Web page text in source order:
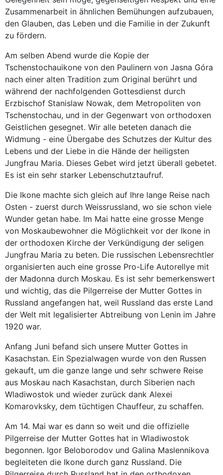
Zusammenarbeit in ähnlichen Bemühungen aufzubauen,
den Glauben, das Leben und die Familie in der Zukunft
zu fördern.
Am selben Abend wurde die Kopie der
Tschenstochauikone von den Paulinern von Jasna Góra
nach einer alten Tradition zum Original berührt und
während der nachfolgenden Gottesdienst durch
Erzbischof Stanislaw Nowak, dem Metropoliten von
Tschenstochau, und in der Gegenwart von orthodoxen
Geistlichen gesegnet. Wir alle beteten danach die
Widmung - eine Übergabe des Schutzes der Kultur des
Lebens und der Liebe in die Hände der heiligsten
Jungfrau Maria. Dieses Gebet wird jetzt überall gebetet.
Es ist ein sehr starker Lebenschutztaufruf.
Die Ikone machte sich gleich auf Ihre lange Reise nach
Osten - zuerst durch Weissrussland, wo sie schon viele
Wunder getan habe. Im Mai hatte eine grosse Menge
von Moskaubewohner die Möglichkeit vor der Ikone in
der orthodoxen Kirche der Verkündigung der seligen
Jungfrau Maria zu beten. Die russischen Lebensrechtler
organisierten auch eine grosse Pro-Life Autorellye mit
der Madonna durch Moskau. Es ist sehr bemerkenswert
und wichtig, das die Pilgerreise der Mutter Gottes in
Russland angefangen hat, weil Russland das erste Land
der Welt mit legalisierter Abtreibung von Lenin im Jahre
1920 war.
Anfang Juni befand sich unsere Mutter Gottes in
Kasachstan. Ein Spezialwagen wurde von den Russen
gekauft, um die ganze lange und sehr schwere Reise
aus Moskau nach Kasachstan, durch Siberien nach
Wladiwostok und wieder zurück dank Alexei
Komarovksky, dem tüchtigen Chauffeur, zu schaffen.
Am 14. Mai war es dann so weit und die offizielle
Pilgerreise der Mutter Gottes hat in Wladiwostok
begonnen. Igor Beloborodov und Galina Maslennikova
begleiteten die Ikone durch ganz Russland. Die